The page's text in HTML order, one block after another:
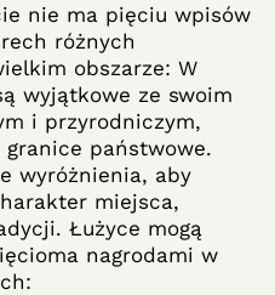
nie ma pięciu wpisów
różnych
obszarze: W
wyjątkowe ze swoim
i przyrodniczym,
państwowe.
wyróżnienia, aby
miejsca,
Łużyce mogą
nagrodami w